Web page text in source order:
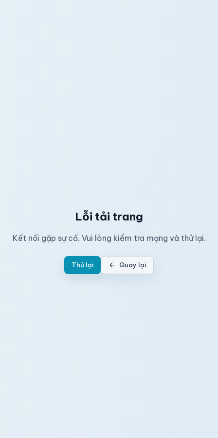
Lỗi tải trang
Kết nối gặp sự cố. Vui lòng kiểm tra mạng và thử lại.
Thử lại Quay lại